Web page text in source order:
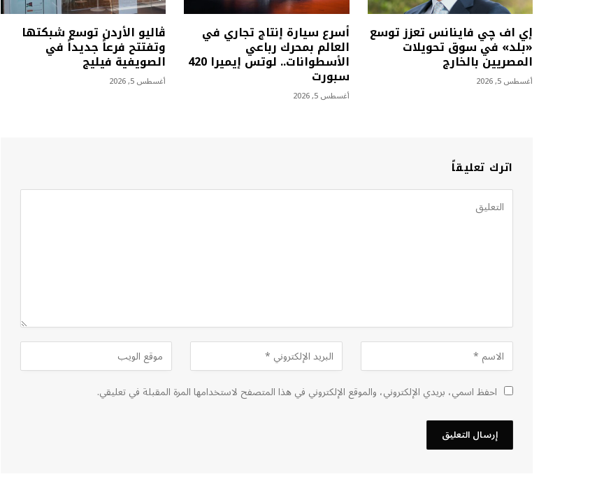
إي اف چي فاينانس تعزز توسع
«بلد» في سوق تحويلات
المصريين بالخارج
أغسطس 5, 2026
أسرع سيارة إنتاج تجاري في
العالم بمحرك رباعي
الأسطوانات.. لوتس إيميرا 420
سبورت
أغسطس 5, 2026
ڤاليو الأردن توسع شبكتها
وتفتتح فرعاً جديداً في
الصويفية فيليج
أغسطس 5, 2026
اترك تعليقاً
احفظ اسمي، بريدي الإلكتروني، والموقع الإلكتروني في هذا المتصفح لاستخدامها المرة المقبلة في تعليقي.